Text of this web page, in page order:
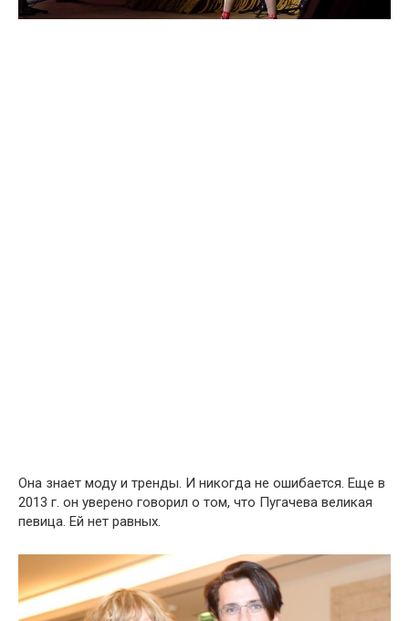
Она знает моду и тренды. И никогда не ошибается. Еще в
2013 г. он уверено говорил о том, что Пугачева великая
певица. Ей нет равных.